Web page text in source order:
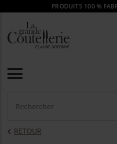
PRODUITS 100 %
RETOUR